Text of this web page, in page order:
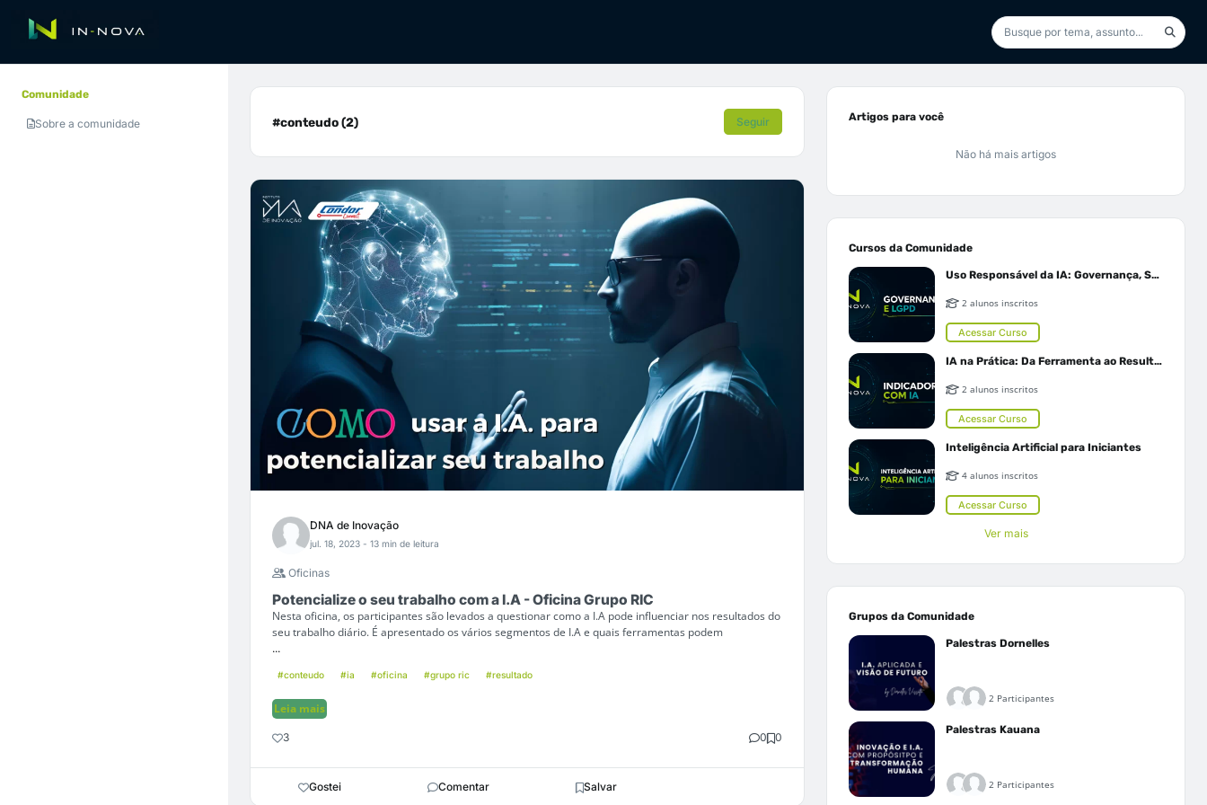
Comunidade
Sobre a comunidade #conteudo (2) Seguir
DNA de Inovação
jul. 18, 2023 - 13 min de leitura
Oficinas
Potencialize o seu trabalho com a I.A - Oficina Grupo RIC
Nesta oficina, os participantes são levados a questionar como a I.A pode influenciar nos resultados do
seu trabalho diário. É apresentado os vários segmentos de I.A e quais ferramentas podem
...
#conteudo #ia #oficina #grupo ric #resultado
Leia mais
3 0 0
Gostei Comentar Salvar
Artigos para você
Não há mais artigos
Cursos da Comunidade
Uso Responsável da IA: Governança, Segurança e LGPD
2 alunos inscritos
Acessar Curso
IA na Prática: Da Ferramenta ao Resultado
2 alunos inscritos
Acessar Curso
Inteligência Artificial para Iniciantes
4 alunos inscritos
Acessar Curso
Ver mais
Grupos da Comunidade
Palestras Dornelles
2 Participantes
Palestras Kauana
2 Participantes